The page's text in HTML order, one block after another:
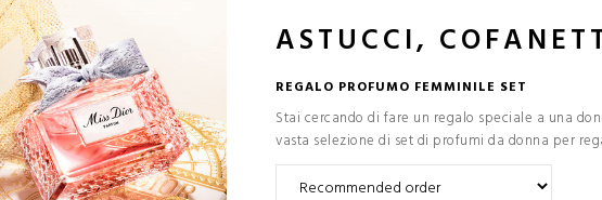
ASTUCCI,
REGALO PROFUMO FEMMINILE SET
Stai cercando di fare un regalo speciale a una
vasta selezione di set di profumi da donna per